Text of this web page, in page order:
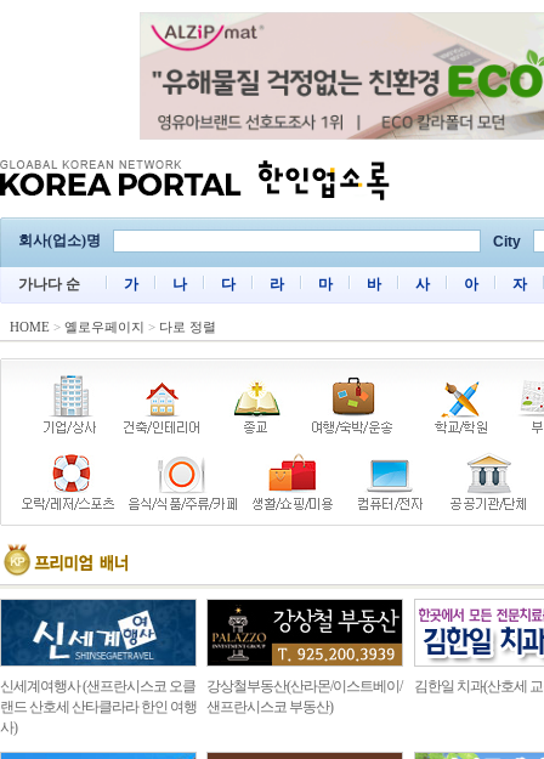
회사(업소)명 City
가나다 순 가 나 다 라 마 바 사 아 자
HOME > 옐로우페이지 > 다로 정렬
신세계여행사 (샌프란시스코 오클
랜드 산호세 산타클라라 한인 여행
사)
강상철부동산(산라몬/이스트베이/
샌프란시스코 부동산)
김한일 치과(산호세